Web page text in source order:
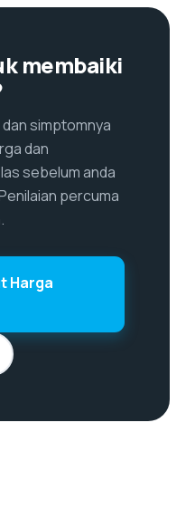
membaiki
simptomnya
dan
sebelum anda
percuma
Harga